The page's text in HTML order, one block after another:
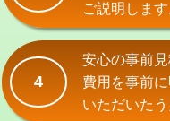
給水管工事※（ホール加
給水管工事※（バンド止
給水管工事※（支持金具
ご説明します
4
安心の事前見
費用を事前
いただいた